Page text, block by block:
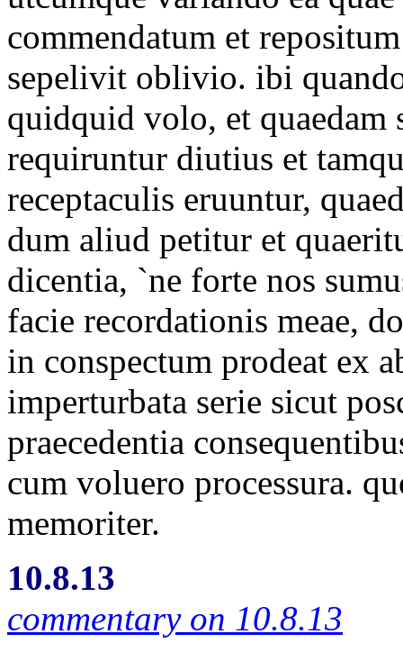
commendatum et
sepelivit oblivio. ibi
quidquid volo, et quaedam
requiruntur diutius et
receptaculis eruuntur,
dum aliud petitur et
dicentia, `ne forte nos
facie recordationis meae,
in conspectum prodeat ex
imperturbata serie sicut
praecedentia
cum voluero processura.
memoriter.
10.8.13
commentary on 10.8.13